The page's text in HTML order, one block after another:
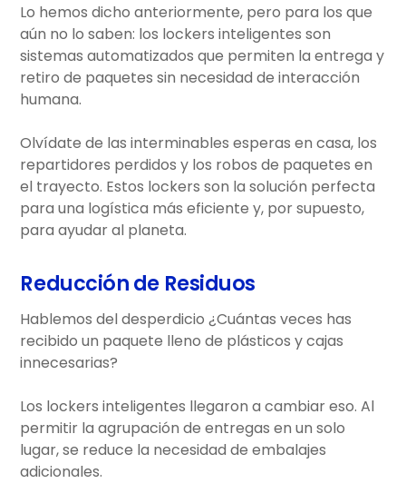
Lo hemos dicho anteriormente, pero para los que
aún no lo saben: los lockers inteligentes son
sistemas automatizados que permiten la entrega y
retiro de paquetes sin necesidad de interacción
humana.
Olvídate de las interminables esperas en casa, los
repartidores perdidos y los robos de paquetes en
el trayecto. Estos lockers son la solución perfecta
para una logística más eficiente y, por supuesto,
para ayudar al planeta.
Reducción de Residuos
Hablemos del desperdicio ¿Cuántas veces has
recibido un paquete lleno de plásticos y cajas
innecesarias?
Los lockers inteligentes llegaron a cambiar eso. Al
permitir la agrupación de entregas en un solo
lugar, se reduce la necesidad de embalajes
adicionales.